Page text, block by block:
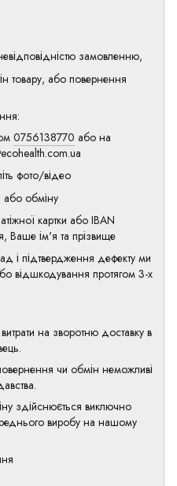
замовленню,
товару, або повернення
0756138770 або на
фото/відео
або обміну
картки або IBAN
Ваше ім'я та прізвище
і підтвердження дефекту ми
відшкодування протягом 3-х
на зворотню доставку в
чи обмін неможливі
здійснюється виключно
виробу на нашому